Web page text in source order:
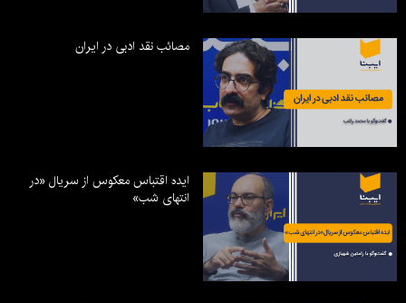
مصائب نقد ادبی در ایران
ایده اقتباس معکوس از سریال «در
انتهای شب»